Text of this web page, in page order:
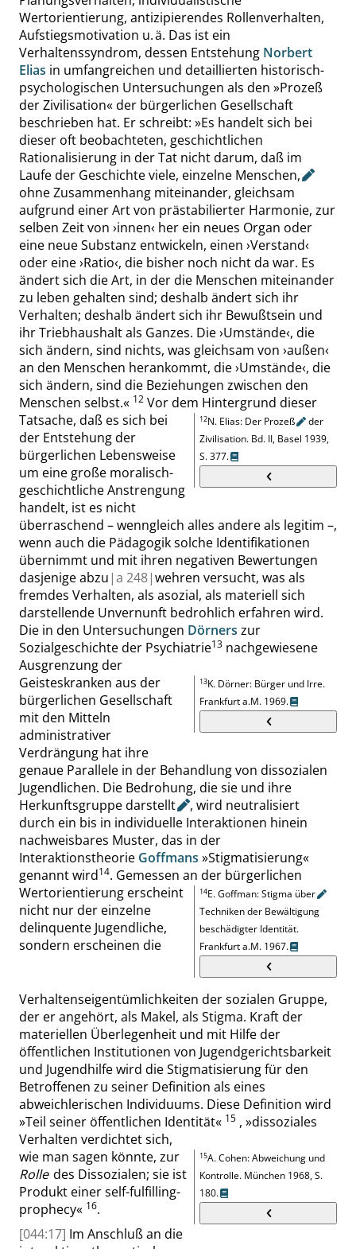
Wertorientierung, antizipierendes Rollenverhalten,
Aufstiegsmotivation u. ä. Das ist ein
Verhaltenssyndrom, dessen Entstehung Norbert
Elias in umfangreichen und detaillierten historisch-
psychologischen Untersuchungen als den »Prozeß
der Zivilisation«der bürgerlichen Gesellschaft
beschrieben hat. Er schreibt: »Es handelt sich bei
dieser oft beobachteten, geschichtlichen
Rationalisierung in der Tat nicht darum, daß im
Laufe der Geschichte viele, einzelne Menschen,
ohne Zusammenhang miteinander, gleichsam
aufgrund einer Artvon prästabilierter Harmonie, zur
selben Zeit von ›innen‹ her ein neues Organ oder
eine neue Substanz entwickeln, einen ›Verstand‹
oder eine›Ratio‹, die bisher noch nicht da war. Es
ändert sich die Art, in der die Menschen miteinander
zu leben gehalten sind; deshalb ändert sich ihr
Verhalten; deshalb ändert sich ihr Bewußtsein und
ihr Triebhaushalt als Ganzes. Die›Umstände‹, die
sich ändern, sind nichts, was gleichsam von ›außen‹
an den Menschen herankommt, die›Umstände‹, die
sich ändern, sind die Beziehungen zwischen den
Menschen selbst.« 12
12N. Elias: Der Prozeß
der
Zivilisation. Bd. II, Basel 1939,
S. 377.
Vor dem Hintergrund dieser
Tatsache, daß es sich bei
der Entstehung der
bürgerlichen Lebensweise
um eine große moralisch-
geschichtliche Anstrengung
handelt, ist es nicht
überraschend – wenngleich alles andere als legitim –,
wenn auch die Pädagogik solche Identifikationen
übernimmt und mit ihren negativen Bewertungen
dasjenige abzu |a 248|wehren versucht, was als
fremdes Verhalten, als asozial, als materiell sich
darstellende Unvernunft bedrohlich erfahren wird.
Die in den Untersuchungen Dörners zur
Sozialgeschichte der Psychiatrie13
13K. Dörner: Bürger und Irre.
Frankfurta.M. 1969.
nachgewiesene
Ausgrenzung der
Geisteskranken aus der
bürgerlichen Gesellschaft
mit den Mitteln
administrativer
Verdrängung hat ihre
genaue Parallele in der Behandlung von dissozialen
Jugendlichen. Die Bedrohung, die sie und ihre
Herkunftsgruppedarstellt
, wird neutralisiert
durch ein bis in individuelle Interaktionen hinein
nachweisbares Muster, das in der
Interaktionstheorie Goffmans »Stigmatisierung«
genannt wird14
14E. Goffman:Stigma über
Techniken der Bewältigung
beschädigter Identität.
Frankfurta.M. 1967.
. Gemessen an der bürgerlichen
Wertorientierung erscheint
nicht nur der einzelne
delinquente Jugendliche,
sondern erscheinen die
Verhaltenseigentümlichkeiten der sozialen Gruppe,
der er angehört, als Makel, als Stigma. Kraft der
materiellen Überlegenheit und mit Hilfe der
öffentlichen Institutionen von Jugendgerichtsbarkeit
und Jugendhilfe wird die Stigmatisierung für den
Betroffenen zu seiner Definition als eines
abweichlerischen Individuums. Diese Definition wird
»Teil seiner öffentlichen Identität« 15
15A. Cohen:Abweichung und
Kontrolle. München 1968,S.
180.
, »dissoziales
Verhalten verdichtet sich,
wie man sagen könnte, zur
Rolle des Dissozialen; sie ist
Produkt einerself-fulfilling-
prophecy« 16.
[044:17] Im Anschluß an die